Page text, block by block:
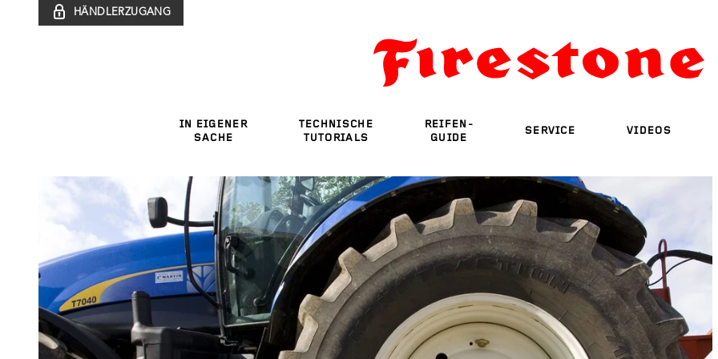
IN EIGENER
SACHE
TECHNISCHE
TUTORIALS
REIFEN-
GUIDE
SERVICE VIDEOS
HÄNDLERZUGANG